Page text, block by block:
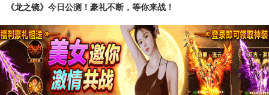
《龙之镜》今日公测！豪礼不断，等你来战！